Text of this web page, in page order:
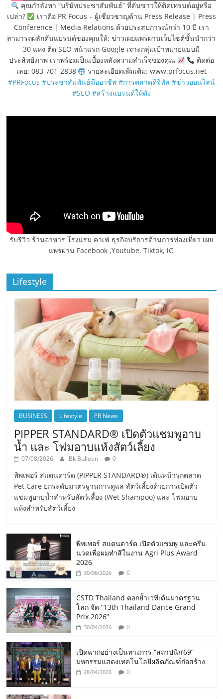
คุณกำลังหา “บริษัทประชาสัมพันธ์” ที่ดันข่าวให้ติดเทรนด์อยู่หรือ
เปล่า?
เราคือ PR Focus – ผู้เชี่ยวชาญด้าน Press Release | Press
Conference | Media Relations ด้วยประสบการณ์กว่า 10 ปี เรา
สามารถผลักดันแบรนด์ของคุณให้: ข่าวเผยแพร่ผ่านเว็บไซต์ชั้นนำกว่า
30 แห่ง ติด SEO หน้าแรก Google เจาะกลุ่มเป้าหมายแบบมี
ประสิทธิภาพ เราพร้อมเป็นเบื้องหลังความสำเร็จของคุณ
ติดต่อ
เลย: 083-701-2838
รายละเอียดเพิ่มเติม: www.prfocus.net
#PRFocus #ประชาสัมพันธ์มืออาชีพ #การตลาดดิจิทัล #ข่าวออนไลน์
#SEO #สร้างแบรนด์ให้ดัง
รับรีวิว ร้านอาหาร โรงแรม คาเฟ่ ธุรกิจบริการด้านการท่องเที่ยว เผย
แพร่ผ่าน Facebook ,Youtube, Tiktok, iG
Lifestyle
BUSINESS Lifestyle PR News
PIPPER STANDARD® เปิดตัวแชมพูอาบ
น้ำ และ โฟมอาบแห้งสัตว์เลี้ยง
07/08/2026 Bk Bulletin 0
พิพเพอร์ สแตนดาร์ด (PIPPER STANDARD®) เดินหน้ารุกตลาด
Pet Care ยกระดับมาตรฐานการดูแล สัตว์เลี้ยงด้วยการเปิดตัว
แชมพูอาบน้ำสำหรับสัตว์เลี้ยง (Wet Shampoo) และ โฟมอาบ
แห้งสำหรับสัตว์เลี้ยง
พิพเพอร์ สแตนดาร์ด เปิดตัวแชมพู และครีม
นวดเพื่อผมทำสีในงาน Agri Plus Award
2026
30/06/2026 0
CSTD Thailand ตอกย้ำเวทีเต้นมาตรฐาน
โลก จัด “13th Thailand Dance Grand
Prix 2026”
30/04/2026 0
เปิดฉากอย่างเป็นทางการ “สถาปนิก’69”
มหกรรมแสดงเทคโนโลยีผลิตภัณฑ์ก่อสร้าง
28/04/2026 0